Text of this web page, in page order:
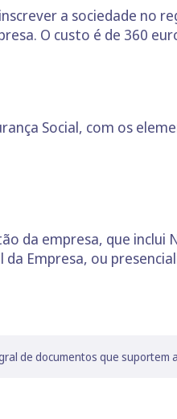
a sociedade no
O custo é de 360
Social, com os
da empresa, que inclui
Empresa, ou
de documentos que suportem